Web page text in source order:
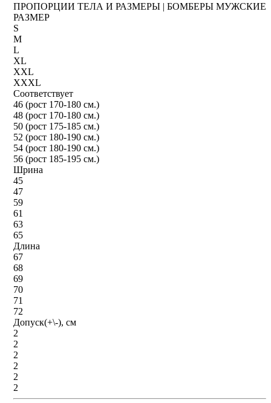
ПРОПОРЦИИ ТЕЛА И РАЗМЕРЫ | БОМБЕРЫ МУЖСКИЕ
РАЗМЕР
S
M
L
XL
XXL
XXXL
Соответствует
46 (рост 170-180 см.)
48 (рост 170-180 см.)
50 (рост 175-185 см.)
52 (рост 180-190 см.)
54 (рост 180-190 см.)
56 (рост 185-195 см.)
Шрина
45
47
59
61
63
65
Длина
67
68
69
70
71
72
Допуск(+\-), см
2
2
2
2
2
2